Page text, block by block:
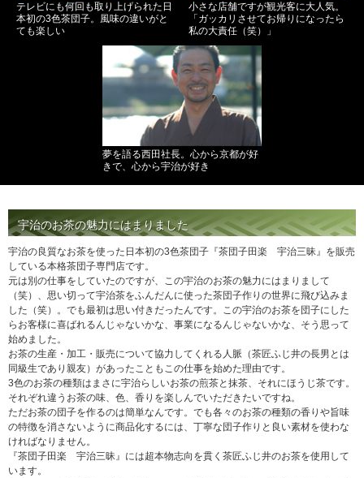
テレビにも何回も取り上げられた日
本初の3色茶団子。風味の違いがと
ても楽しい
小さな店舗ですが観光客に大人気。
「ガッカリさせてお帰りになったら
私の大責任（笑）」
夢を語る西田社長。心から京都が好
きで、心から宇治が好き
宇治のお茶の魅力にはまりました
宇治の良質なお茶を使った日本初の3色茶団子『茶団子田楽 宇治三昧』を販売
している本格茶団子専門店です。
元は別の仕事をしていたのですが、この宇治のお茶の魅力にはまりまして
（笑）、思い切って宇治茶をふんだんに使った茶団子作りの世界に飛び込みま
した（笑）。でも最初は思い付きだったんです。この宇治のお茶を団子にした
らお客様に喜ばれるんじゃないかな、事業になるんじゃないかな、そう思って
始めました。
お茶の生産・加工・販売について協力してくれる人脈（茶匠ふじ井の長男とは
同級生であり親友）があったこともこの仕事を始めた理由です。
3色のお茶の種類はまさに宇治らしいお茶の煎茶と抹茶、それにほうじ茶です。
それぞれ違うお茶の味、色、香りを楽しんでいただきたいですね。
ただお茶の団子を作るのは簡単なんです。でも各々のお茶の種類の香りや旨味
の特徴を消さないように商品化するには、丁寧な団子作りと良い素材を使わな
ければなりません。
『茶団子田楽 宇治三昧』には超本物志向を貫く茶匠ふじ井のお茶を使用して
います。